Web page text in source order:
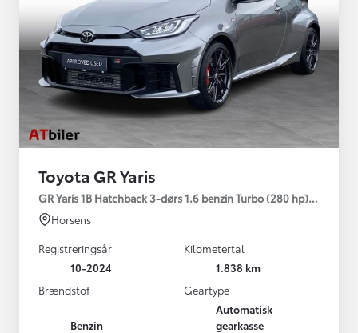
Toyota GR Yaris
GR Yaris 1B Hatchback 3-dørs 1.6 benzin Turbo (280 hp) Aut.
Horsens
Registreringsår
10-2024
Kilometertal
1.838 km
Brændstof
Benzin
Geartype
Automatisk
gearkasse